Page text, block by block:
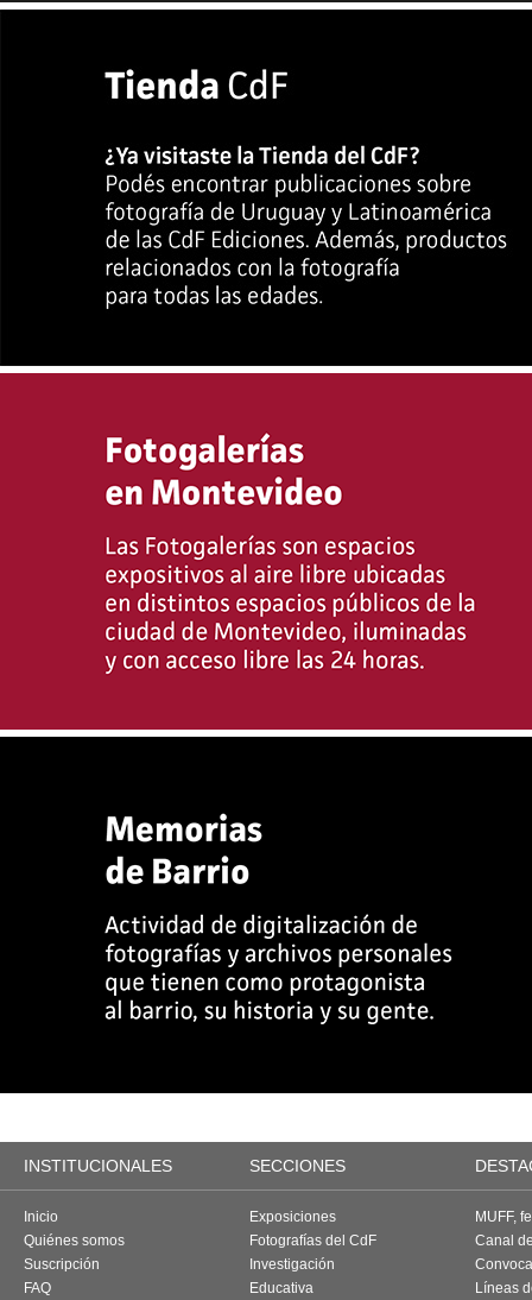
INSTITUCIONALES SECCIONES
Inicio
Quiénes somos
Suscripción
FAQ
Exposiciones
Fotografías del CdF
Investigación
Educativa
MUFF,
Canal
Líneas